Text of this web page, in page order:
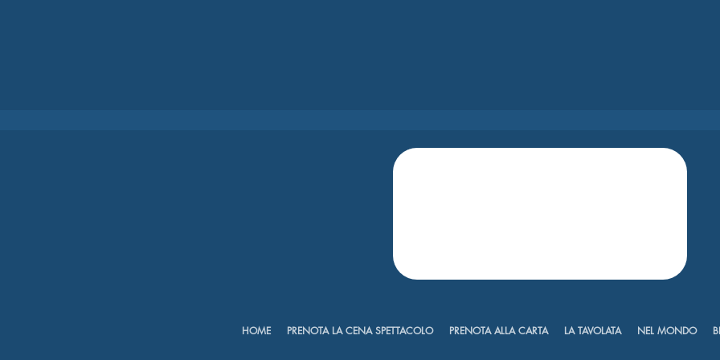
HOME PRENOTA LA CENA SPETTACOLO PRENOTA ALLA CARTA LA TAVOLATA NEL MONDO